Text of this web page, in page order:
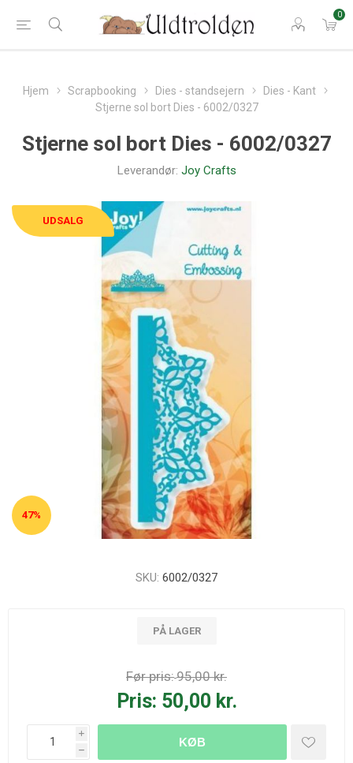
0
Hjem Scrapbooking Dies - standsejern
Dies - Kant
Stjerne sol bort Dies - 6002/0327
Stjerne sol bort Dies - 6002/0327
Leverandør: Joy Crafts
UDSALG
47%
SKU: 6002/0327
PÅ LAGER
Før pris:95,00 kr.
Pris: 50,00 kr.
i
h
KØB